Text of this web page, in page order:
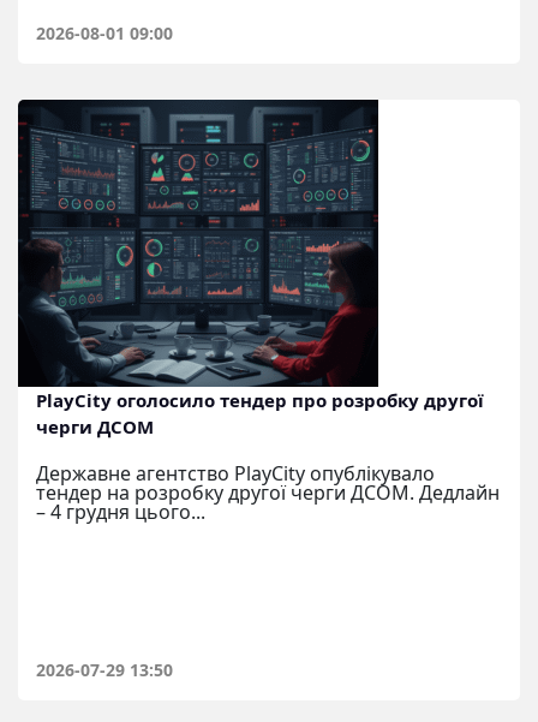
2026-08-01 09:00
PlayCity оголосило тендер про розробку другої
черги ДСОМ
Державне агентство PlayCity опублікувало
тендер на розробку другої черги ДСОМ. Дедлайн
– 4 грудня цього...
2026-07-29 13:50